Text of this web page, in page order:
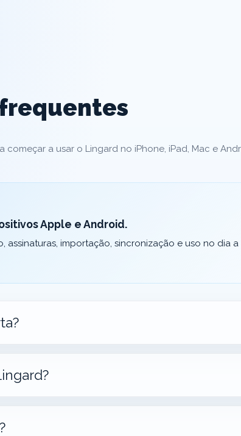
a usar o Lingard no iPhone, iPad, Mac e
Apple e Android.
importação, sincronização e uso no dia a